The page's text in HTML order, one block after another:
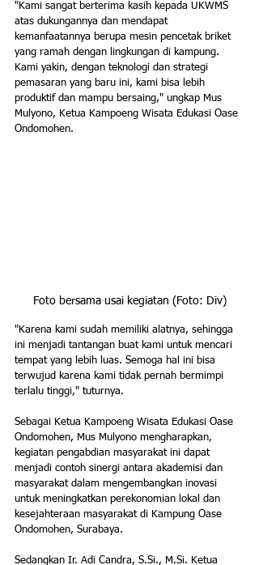
"Kami sangat berterima kasih kepada UKWMS
atas dukungannya dan mendapat
kemanfaatannya berupa mesin pencetak briket
yang ramah dengan lingkungan di kampung.
Kami yakin, dengan teknologi dan strategi
pemasaran yang baru ini, kami bisa lebih
produktif dan mampu bersaing," ungkap Mus
Mulyono, Ketua Kampoeng Wisata Edukasi Oase
Ondomohen.
Foto bersama usai kegiatan (Foto: Div)
"Karena kami sudah memiliki alatnya, sehingga
ini menjadi tantangan buat kami untuk mencari
tempat yang lebih luas. Semoga hal ini bisa
terwujud karena kami tidak pernah bermimpi
terlalu tinggi," tuturnya.
Sebagai Ketua Kampoeng Wisata Edukasi Oase
Ondomohen, Mus Mulyono mengharapkan,
kegiatan pengabdian masyarakat ini dapat
menjadi contoh sinergi antara akademisi dan
masyarakat dalam mengembangkan inovasi
untuk meningkatkan perekonomian lokal dan
kesejahteraan masyarakat di Kampung Oase
Ondomohen, Surabaya.
Sedangkan Ir. Adi Candra, S.Si., M.Si. Ketua